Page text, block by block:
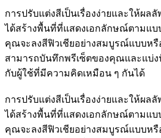
การปรับแต่งสีเป็นเรื่องง่ายและให้ผล
ได้สร้างพื้นที่ที่แสดงเอกลักษณ์ตามแบ
คุณจะลงสีฟิวเชียอย่างสมบูรณ์แบบหรื
สามารถบันทึกพรีเซ็ตของคุณและแบ่
กับผู้ใช้ที่มีความคิดเหมือน ๆ กันได้
การปรับแต่งสีเป็นเรื่องง่ายและให้ผล
ได้สร้างพื้นที่ที่แสดงเอกลักษณ์ตามแบ
คุณจะลงสีฟิวเชียอย่างสมบูรณ์แบบหรื